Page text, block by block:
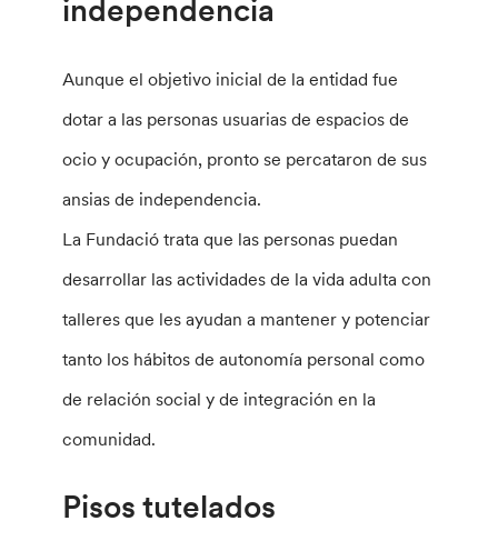
independencia
Aunque el objetivo inicial de la entidad fue
dotar a las personas usuarias de espacios de
ocio y ocupación, pronto se percataron de sus
ansias de independencia.
La Fundació trata que las personas puedan
desarrollar las actividades de la vida adulta con
talleres que les ayudan a mantener y potenciar
tanto los hábitos de autonomía personal como
de relación social y de integración en la
comunidad.
Pisos tutelados